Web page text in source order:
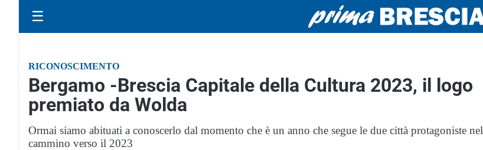
☰
RICONOSCIMENTO
Bergamo -Brescia Capitale della Cultura 2023, il logo
premiato da Wolda
Ormai siamo abituati a conoscerlo dal momento che è un anno che segue le due città protagoniste nel
cammino verso il 2023